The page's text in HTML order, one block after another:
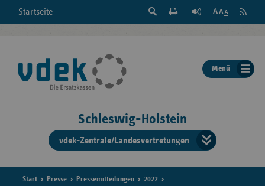
Startseite
Suche
der
Seite
Feed
Menü
Schleswig-Holstein
vdek-Zentrale/Landesvertretungen
der
Start Presse Pressemitteilungen
2022